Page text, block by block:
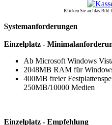
Klicken Sie auf das Bild
Systemanforderungen
Einzelplatz -
Ab Microsoft Windows
2048MB RAM für
400MB freier
250MB/10000 Medien
Einzelplatz - Empfehlung